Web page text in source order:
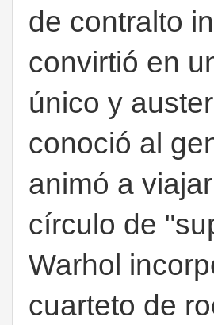
de contralto
convirtió en
único y
conoció al
animó a
círculo de
Warhol
cuarteto de